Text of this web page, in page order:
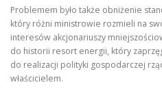
Problemem było także obniżenie
który różni ministrowie rozmieli na
interesów akcjonariuszy
do historii resort energii, który
do realizacji polityki gospodarczej
właścicielem.